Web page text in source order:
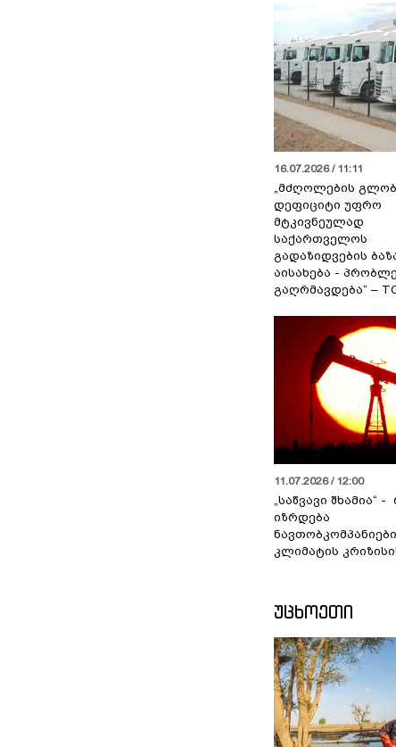
16.07.2026 / 11:11
„მძღოლების
დეფიციტი უფრო
მტკივნეულად
საქართველოს
გადაზიდვების
აისახება -
გაღრმავდება“ –
11.07.2026 / 12:00
„საწვავი შხამია“
იზრდება
კლიმატის
ᲣᲪᲮᲝᲔᲗᲘ